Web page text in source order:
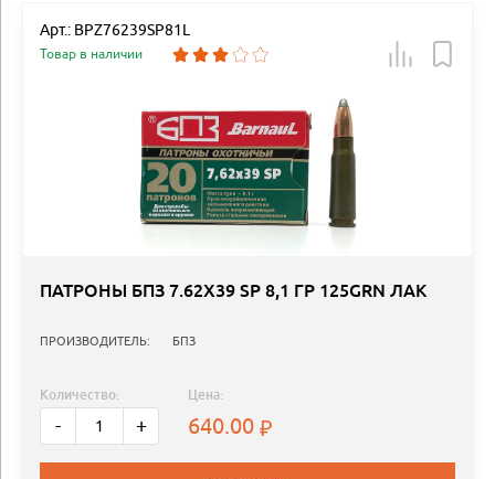
Арт.: BPZ76239SP81L
Товар в наличии
ПАТРОНЫ БПЗ 7.62Х39 SP 8,1 ГР 125GRN ЛАК
ПРОИЗВОДИТЕЛЬ: БПЗ
Количество:
- +
Цена:
640.00